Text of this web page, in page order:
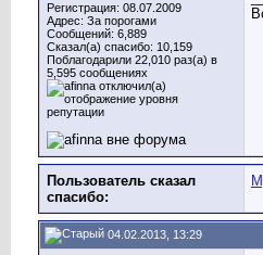
Регистрация: 08.07.2009
Адрес: За порогами
Сообщений: 6,889
Сказал(а) спасибо: 10,159
Поблагодарили 22,010 раз(а) в
5,595 сообщениях
Пользователь сказал
cпасибо:
04.02.2013, 13:29